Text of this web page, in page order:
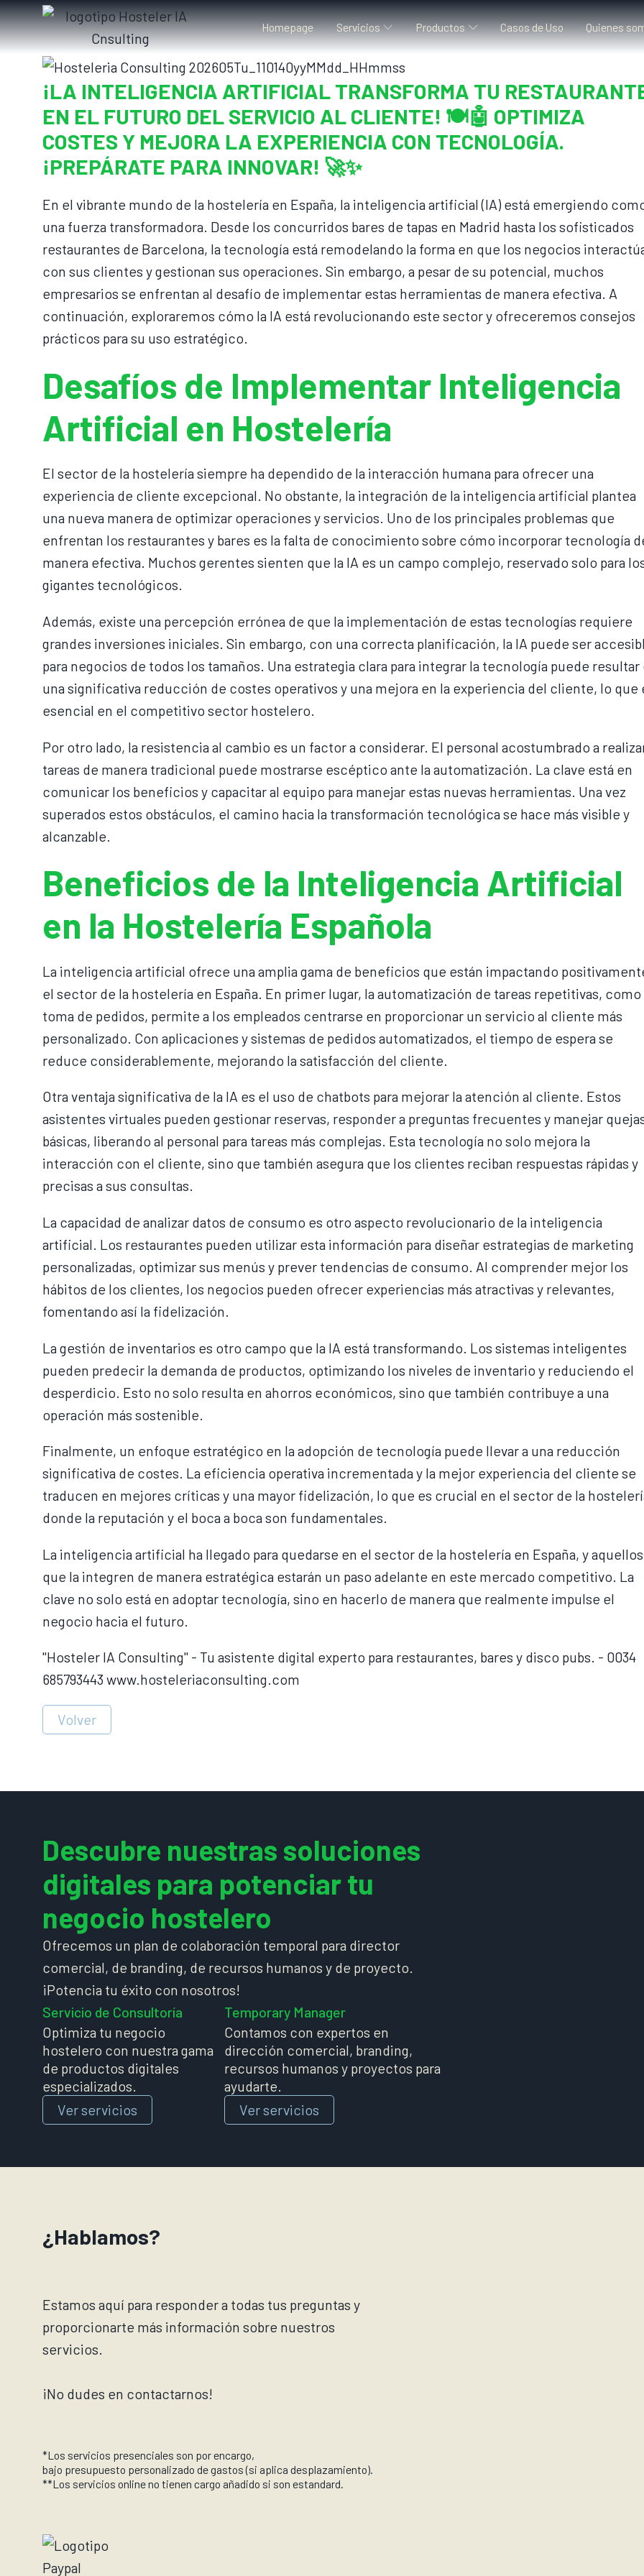
Homepage Servicios Productos Casos de Uso Quienes
¡LA INTELIGENCIA ARTIFICIAL TRANSFORMA TU
EN EL FUTURO DEL SERVICIO AL CLIENTE! 🍽️🤖 OPTIMIZA
COSTES Y MEJORA LA EXPERIENCIA CON TECNOLOGÍA.
¡PREPÁRATE PARA INNOVAR! 🚀✨
En el vibrante mundo de la hostelería en España, la inteligencia artificial (IA) está emergiendo
una fuerza transformadora. Desde los concurridos bares de tapas en Madrid hasta los sofisticados
restaurantes de Barcelona, la tecnología está remodelando la forma en que los negocios
con sus clientes y gestionan sus operaciones. Sin embargo, a pesar de su potencial, muchos
empresarios se enfrentan al desafío de implementar estas herramientas de manera efectiva. A
continuación, exploraremos cómo la IA está revolucionando este sector y ofreceremos consejos
prácticos para su uso estratégico.
Desafíos de Implementar Inteligencia
Artificial en Hostelería
El sector de la hostelería siempre ha dependido de la interacción humana para ofrecer una
experiencia de cliente excepcional. No obstante, la integración de la inteligencia artificial plantea
una nueva manera de optimizar operaciones y servicios. Uno de los principales problemas que
enfrentan los restaurantes y bares es la falta de conocimiento sobre cómo incorporar tecnología
manera efectiva. Muchos gerentes sienten que la IA es un campo complejo, reservado solo para
gigantes tecnológicos.
Además, existe una percepción errónea de que la implementación de estas tecnologías requiere
grandes inversiones iniciales. Sin embargo, con una correcta planificación, la IA puede ser
para negocios de todos los tamaños. Una estrategia clara para integrar la tecnología puede resultar
una significativa reducción de costes operativos y una mejora en la experiencia del cliente, lo que
esencial en el competitivo sector hostelero.
Por otro lado, la resistencia al cambio es un factor a considerar. El personal acostumbrado a
tareas de manera tradicional puede mostrarse escéptico ante la automatización. La clave está en
comunicar los beneficios y capacitar al equipo para manejar estas nuevas herramientas. Una vez
superados estos obstáculos, el camino hacia la transformación tecnológica se hace más visible y
alcanzable.
Beneficios de la Inteligencia Artificial
en la Hostelería Española
La inteligencia artificial ofrece una amplia gama de beneficios que están impactando
el sector de la hostelería en España. En primer lugar, la automatización de tareas repetitivas, como
toma de pedidos, permite a los empleados centrarse en proporcionar un servicio al cliente más
personalizado. Con aplicaciones y sistemas de pedidos automatizados, el tiempo de espera se
reduce considerablemente, mejorando la satisfacción del cliente.
Otra ventaja significativa de la IA es el uso de chatbots para mejorar la atención al cliente. Estos
asistentes virtuales pueden gestionar reservas, responder a preguntas frecuentes y manejar
básicas, liberando al personal para tareas más complejas. Esta tecnología no solo mejora la
interacción con el cliente, sino que también asegura que los clientes reciban respuestas rápidas y
precisas a sus consultas.
La capacidad de analizar datos de consumo es otro aspecto revolucionario de la inteligencia
artificial. Los restaurantes pueden utilizar esta información para diseñar estrategias de marketing
personalizadas, optimizar sus menús y prever tendencias de consumo. Al comprender mejor los
hábitos de los clientes, los negocios pueden ofrecer experiencias más atractivas y relevantes,
fomentando así la fidelización.
La gestión de inventarios es otro campo que la IA está transformando. Los sistemas inteligentes
pueden predecir la demanda de productos, optimizando los niveles de inventario y reduciendo el
desperdicio. Esto no solo resulta en ahorros económicos, sino que también contribuye a una
operación más sostenible.
Finalmente, un enfoque estratégico en la adopción de tecnología puede llevar a una reducción
significativa de costes. La eficiencia operativa incrementada y la mejor experiencia del cliente se
traducen en mejores críticas y una mayor fidelización, lo que es crucial en el sector de la
donde la reputación y el boca a boca son fundamentales.
La inteligencia artificial ha llegado para quedarse en el sector de la hostelería en España, y aquellos
que la integren de manera estratégica estarán un paso adelante en este mercado competitivo. La
clave no solo está en adoptar tecnología, sino en hacerlo de manera que realmente impulse el
negocio hacia el futuro.
"Hosteler IA Consulting" - Tu asistente digital experto para restaurantes, bares y disco pubs. - 0034
685793443 www.hosteleriaconsulting.com
Volver
Descubre nuestras soluciones
digitales para potenciar tu
negocio hostelero
Ofrecemos un plan de colaboración temporal para director
comercial, de branding, de recursos humanos y de proyecto.
¡Potencia tu éxito con nosotros!
Servicio de Consultoría
Optimiza tu negocio
hostelero con nuestra gama
de productos digitales
especializados.
Ver servicios
Temporary Manager
Contamos con expertos en
dirección comercial, branding,
recursos humanos y proyectos para
ayudarte.
Ver servicios
¿Hablamos?
Estamos aquí para responder a todas tus preguntas y
proporcionarte más información sobre nuestros
servicios.
¡No dudes en contactarnos!
*Los servicios presenciales son por encargo,
bajo presupuesto personalizado de gastos (si aplica desplazamiento).
**Los servicios online no tienen cargo añadido si son estandard.